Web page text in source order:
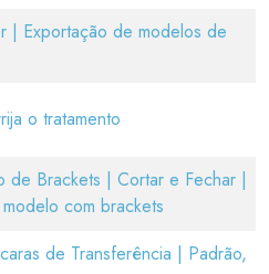
| Exportação de modelos de
o tratamento
de Brackets | Cortar e Fechar |
com brackets
de Transferência | Padrão,